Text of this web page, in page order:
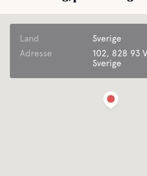
Toalett
Land
Sverige
Adresse
102, 828 93
Sverige